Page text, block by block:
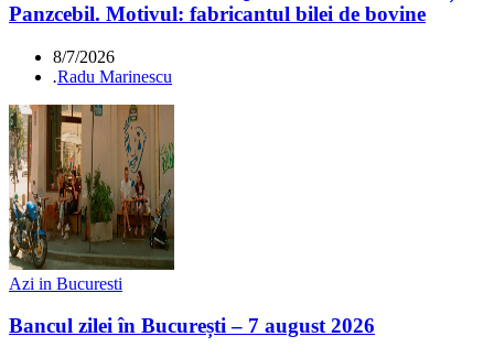
Panzcebil. Motivul: fabricantul bilei de bovine
8/7/2026
.Radu Marinescu
Azi in Bucuresti
Bancul zilei în București – 7 august 2026